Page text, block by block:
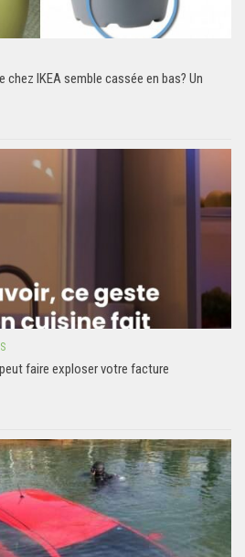
IKEA semble cassée en bas? Un
faire exploser votre facture